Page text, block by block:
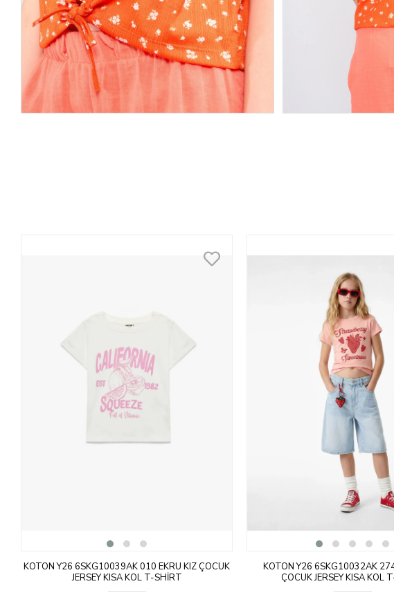
KOTON Y26 6SKG10039AK 010 EKRU KIZ ÇOCUK
JERSEY KISA KOL T-SHIRT
KOTON Y26 6SKG10032AK
ÇOCUK JERSEY KISA KOL